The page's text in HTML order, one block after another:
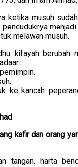
ketika musuh
melawan musuh.
kifayah berubah
ke kancah
kafir dan orang
tangan, harta